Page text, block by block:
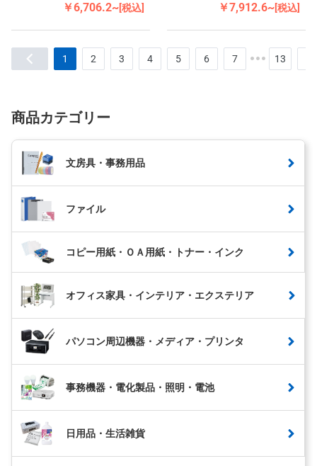
￥6,706.2~[税込] ￥7,912.6~[税込]
1 2 3 4 5 6 7 13
商品カテゴリー
文房具・事務用品
ファイル
コピー用紙・ＯＡ用紙・トナー・インク
オフィス家具・インテリア・エクステリア
パソコン周辺機器・メディア・プリンタ
事務機器・電化製品・照明・電池
日用品・生活雑貨